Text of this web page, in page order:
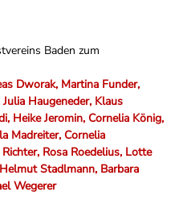
Baden zum
Dworak, Martina Funder,
Haugeneder, Klaus
Heike Jeromin, Cornelia König,
Madreiter, Cornelia
Rosa Roedelius, Lotte
Stadlmann, Barbara
Wegerer